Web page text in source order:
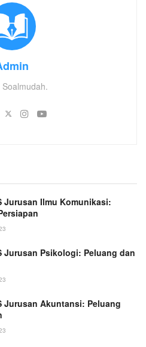
Jurusan Ilmu Komunikasi:
Jurusan Psikologi: Peluang dan
Jurusan Akuntansi: Peluang